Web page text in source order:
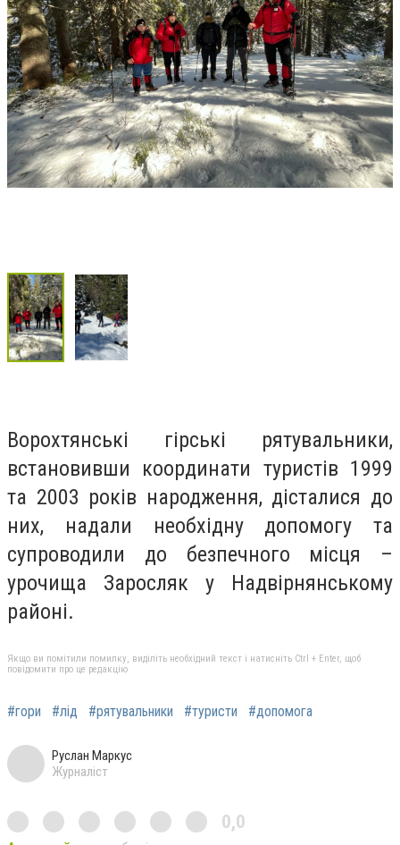
Ворохтянські гірські рятувальники,
встановивши координати туристів 1999
та 2003 років народження, дісталися до
них, надали необхідну допомогу та
супроводили до безпечного місця –
урочища Заросляк у Надвірнянському
районі.
Якщо ви помітили помилку, виділіть необхідний текст і натисніть Ctrl + Enter, щоб
повідомити про це редакцію
#гори #лід #рятувальники #туристи #допомога
Руслан Маркус
Журналіст
0,0